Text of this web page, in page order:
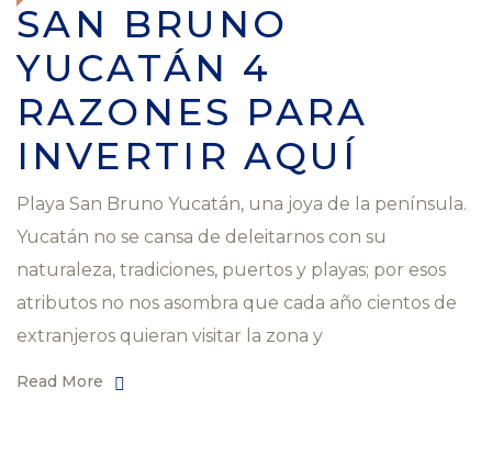
SAN BRUNO
YUCATÁN 4
RAZONES PARA
INVERTIR AQUÍ
Playa San Bruno Yucatán, una joya de la península.
Yucatán no se cansa de deleitarnos con su
naturaleza, tradiciones, puertos y playas; por esos
atributos no nos asombra que cada año cientos de
extranjeros quieran visitar la zona y
Read More